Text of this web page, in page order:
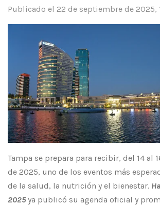
Publicado el 22 de septiembre de 2025,
Tampa se prepara para recibir, del 14 al
de 2025, uno de los eventos más
de la salud, la nutrición y el bienestar.
2025 ya publicó su agenda oficial y